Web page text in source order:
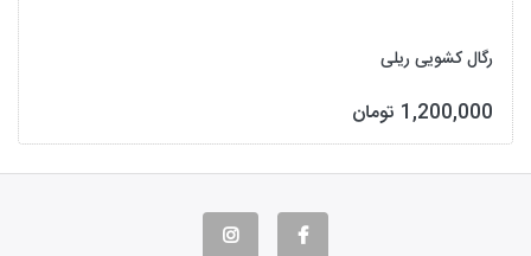
رگال کشویی ریلی
1,200,000 تومان